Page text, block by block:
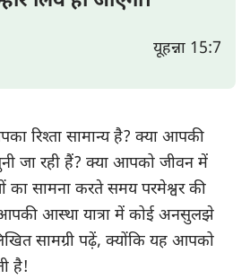
यूहन्ना 15:7
रिश्ता सामान्य है? क्या आपकी
सुनी जा रही हैं? क्या आपको जीवन में
का सामना करते समय परमेश्वर की
आस्था यात्रा में कोई अनसुलझे
सामग्री पढ़ें, क्योंकि यह आपको
है!